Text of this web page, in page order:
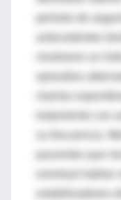
período de
mostraron un
estabilizadores